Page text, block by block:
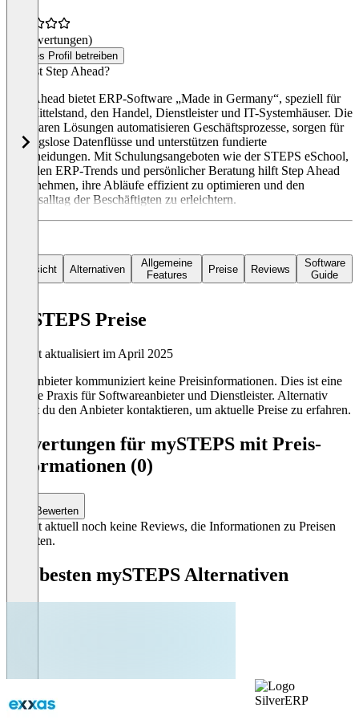
(0 Bewertungen)
Dieses Profil betreiben
Was ist Step Ahead?
Step Ahead bietet ERP-Software „Made in Germany“, speziell für
den Mittelstand, den Handel, Dienstleister und IT-Systemhäuser. Die
modularen Lösungen automatisieren Geschäftsprozesse, sorgen für
reibungslose Datenflüsse und unterstützen fundierte
Entscheidungen. Mit Schulungsangeboten wie der STEPS eSchool,
aktuellen ERP-Trends und persönlicher Beratung hilft Step Ahead
Unternehmen, ihre Abläufe effizient zu optimieren und den
Arbeitsalltag der Beschäftigten zu erleichtern.
Übersicht Alternativen
Allgemeine
Features
Preise Reviews
Software
Guide
mySTEPS Preise
Zuletzt aktualisiert im April 2025
Der Anbieter kommuniziert keine Preisinformationen. Dies ist eine
übliche Praxis für Softwareanbieter und Dienstleister. Alternativ
kannst du den Anbieter kontaktieren, um aktuelle Preise zu erfahren.
Bewertungen für mySTEPS mit Preis-
Informationen (0)
Bewerten
Es gibt aktuell noch keine Reviews, die Informationen zu Preisen
enthalten.
Die besten mySTEPS Alternativen
SilverERP